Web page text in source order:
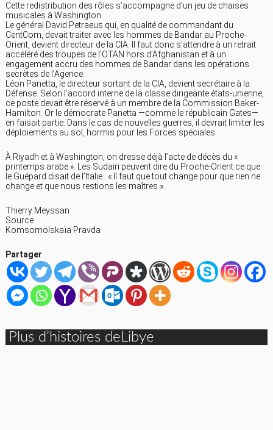
Cette redistribution des rôles s’accompagne d’un jeu de chaises
musicales à Washington.
Le général David Petraeus qui, en qualité de commandant du
CentCom, devait traiter avec les hommes de Bandar au Proche-
Orient, devient directeur de la CIA. Il faut donc s’attendre à un retrait
accéléré des troupes de l’OTAN hors d’Afghanistan et à un
engagement accru des hommes de Bandar dans les opérations
secrètes de l’Agence.
Léon Panetta, le directeur sortant de la CIA, devient secrétaire à la
Défense. Selon l’accord interne de la classe dirigeante états-unienne,
ce poste devait être réservé à un membre de la Commission Baker-
Hamilton. Or le démocrate Panetta —comme le républicain Gates—
en faisait partie. Dans le cas de nouvelles guerres, il devrait limiter les
déploiements au sol, hormis pour les Forces spéciales.
À Riyadh et à Washington, on dresse déjà l’acte de décès du «
printemps arabe ». Les Sudairi peuvent dire du Proche-Orient ce que
le Guépard disait de l’Italie : « Il faut que tout change pour que rien ne
change et que nous restions les maîtres ».
Thierry Meyssan
Source
Komsomolskaïa Pravda
Partager
Plus d’histoires deLibye